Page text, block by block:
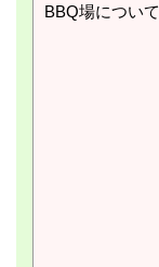
BBQ場について